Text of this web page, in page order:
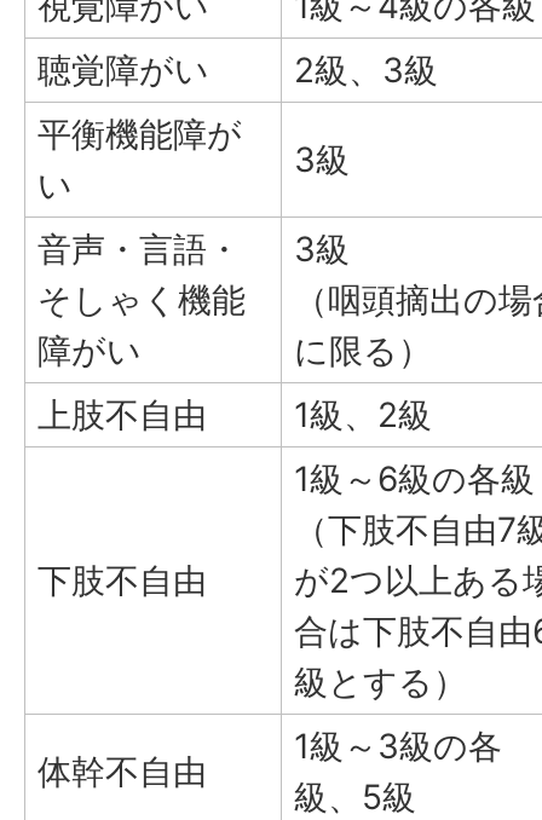
聴覚障がい
2級、3級
平衡機能障が
い
3級
音声・言語・
そしゃく機能
障がい
3級
（咽頭摘出の
に限る）
上肢不自由
1級、2級
下肢不自由
1級～6級の各級
（下肢不自由7
が2つ以上ある
合は下肢不自由
級とする）
体幹不自由
1級～3級の各
級、5級